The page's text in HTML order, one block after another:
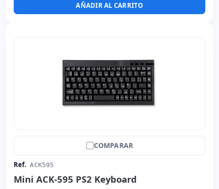
AÑADIR AL CARRITO
COMPARAR
Ref. ACK595
Mini ACK-595 PS2 Keyboard